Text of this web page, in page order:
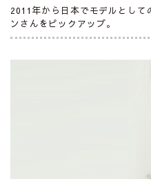
2011年から日本でモデルとして
ンさんをピックアップ。